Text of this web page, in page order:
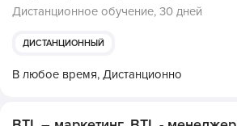
Дистанционное обучение, 30 дней
ДИСТАНЦИОННЫЙ
В любое время, Дистанционно